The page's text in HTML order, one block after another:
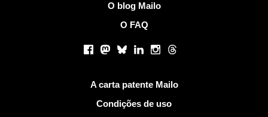
O blog Mailo
O FAQ
Facebook
Mastodon
BlueskyLinkedInInstagram
Threads
A carta patente Mailo
Condições de uso